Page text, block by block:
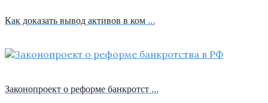
Как доказать вывод активов в ком …
Законопроект о реформе банкротст …